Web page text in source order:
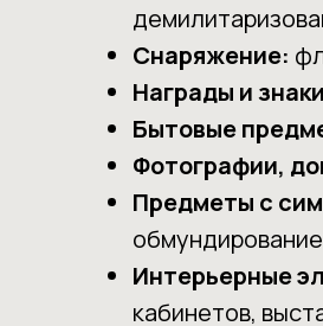
Снаряжение:
Награды и
Бытовые
Фотографии,
Предметы с
Интерьерные
кабинетов,